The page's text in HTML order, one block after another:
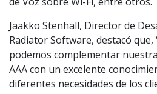
Jaakko Stenhäll, Director de
Radiator Software, destacó que,
podemos complementar
AAA con un excelente
diferentes necesidades de los